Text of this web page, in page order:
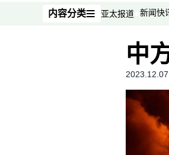
内容分类
内容分类 亚太报道 新闻快
中